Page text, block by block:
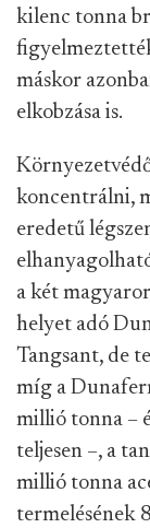
kilenc tonna
máskor
elkobzása is.
koncentrálni,
eredetű
a két
helyet adó
Tangsant, de
míg a
millió tonna –
teljesen –, a
millió tonna
termelésének